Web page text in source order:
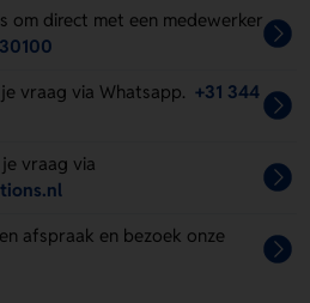
om direct met een medewerker
vraag via Whatsapp. +31 344
vraag via
afspraak en bezoek onze